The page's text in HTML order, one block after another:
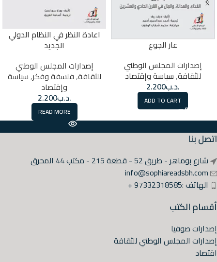
عار الجوع
إصدارات المجلس الوطني
للثقافة,سياسة وإقتصاد
.د.ب2.200
ADD TO CART
اعادة النظر في النظام الدولي
الجديد
إصدارات المجلس الوطني
للثقافة,فلسفة وفكر,سياسة
وإقتصاد
.د.ب2.200
READ MORE
اتصل بنا
شارع بوماهر - طريق 52 - قطعة 215 - مكتب 44 المحرق
info@sophiareadsbh.com
الهاتف :97332318585 +
أقسام الكتب
إصدارات صوفيا
إصدارات المجلس الوطني للثقافة
اقتصاد